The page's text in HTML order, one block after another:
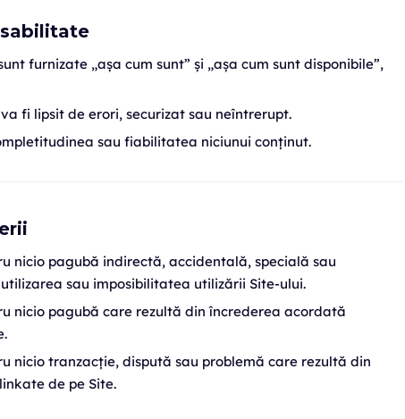
furnizate „așa cum sunt” și „așa cum sunt disponibile”,
fi lipsit de erori, securizat sau neîntrerupt.
sau fiabilitatea niciunui conținut.
nicio pagubă indirectă, accidentală, specială sau
sau imposibilitatea utilizării Site-ului.
nicio pagubă care rezultă din încrederea acordată
nicio tranzacție, dispută sau problemă care rezultă din
de pe Site.